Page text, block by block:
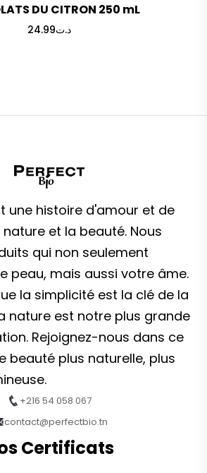
DU CITRON 250 mL
د.ت24.99
une histoire d'amour et de
et la beauté. Nous
qui non seulement
peau, mais aussi votre âme.
la simplicité est la clé de la
nature est notre plus grande
Rejoignez-nous dans ce
beauté plus naturelle, plus
+216 54 058 067
contact@perfectbio.tn
Certificats